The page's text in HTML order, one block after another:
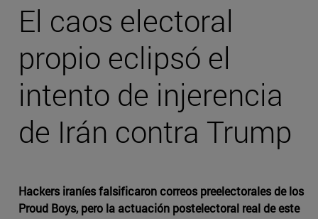
El caos electoral
propio eclipsó el
intento de injerencia
de Irán contra Trump
Hackers iraníes falsificaron correos preelectorales de los
Proud Boys, pero la actuación postelectoral real de este